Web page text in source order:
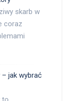
skarb w
coraz
jak wybrać